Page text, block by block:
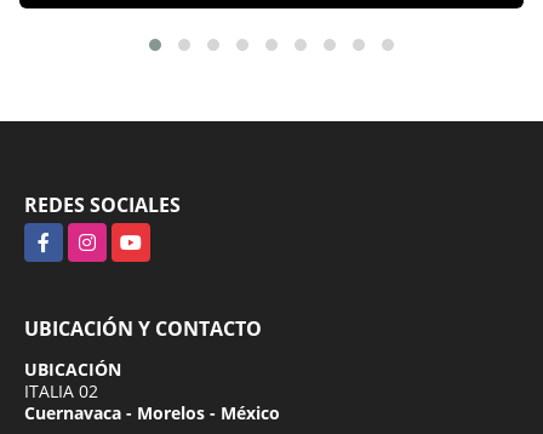
REDES SOCIALES
FacebookInstagramYouTube
UBICACIÓN Y CONTACTO
UBICACIÓN
ITALIA 02